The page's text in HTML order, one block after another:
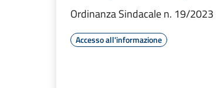
Ordinanza Sindacale n. 19/2023
Accesso all'informazione